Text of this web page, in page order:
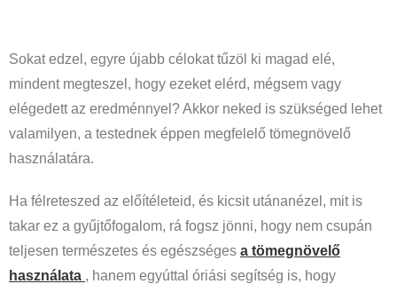
Sokat edzel, egyre újabb célokat tűzöl ki magad elé,
mindent megteszel, hogy ezeket elérd, mégsem vagy
elégedett az eredménnyel? Akkor neked is szükséged lehet
valamilyen, a testednek éppen megfelelő tömegnövelő
használatára.
Ha félreteszed az előítéleteid, és kicsit utánanézel, mit is
takar ez a gyűjtőfogalom, rá fogsz jönni, hogy nem csupán
teljesen természetes és egészséges a tömegnövelő
használata , hanem egyúttal óriási segítség is, hogy